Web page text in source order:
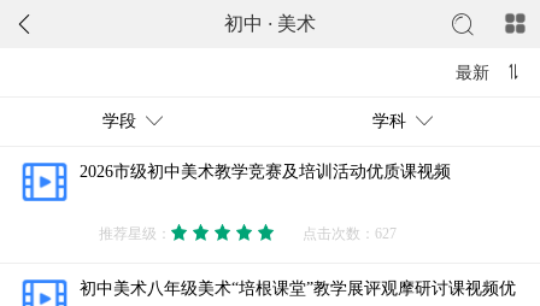
初中 · 美术
最新
学段 学科
2026市级初中美术教学竞赛及培训活动优质课视频
推荐星级： 点击次数：627
初中美术八年级美术“培根课堂”教学展评观摩研讨课视频优